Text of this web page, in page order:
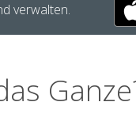
verwalten.